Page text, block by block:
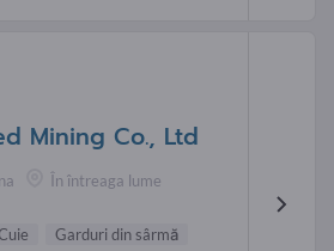
Mining Co., Ltd
În întreaga lume
Garduri din sârmă